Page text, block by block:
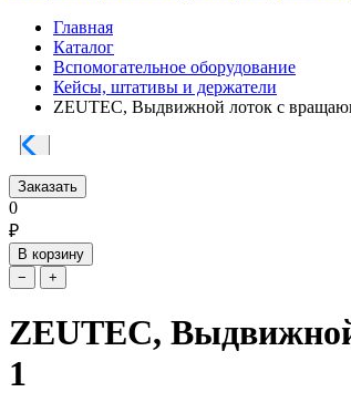
Главная
Каталог
Вспомогательное оборудование
Кейсы, штативы и держатели
ZEUTEC, Выдвижной лоток с
Заказать
0
₽
В корзину
−
+
ZEUTEC,
1